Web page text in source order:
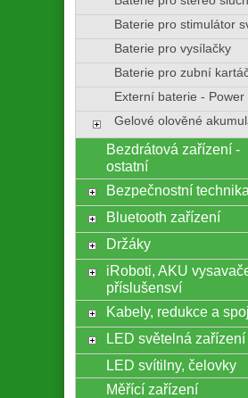
Baterie pro stimulátor
Baterie pro vysílačky
Baterie pro zubní
Externí baterie - Power
Gelové olověné
Bezdrátová zařízení -
ostatní
Bezpečnostní technika
Bluetooth zařízení
Držáky
iRoboti, AKU
příslušensví
Kabely, redukce a
LED světelná zařízení
LED svítilny, čelovky
Měřící zařízení